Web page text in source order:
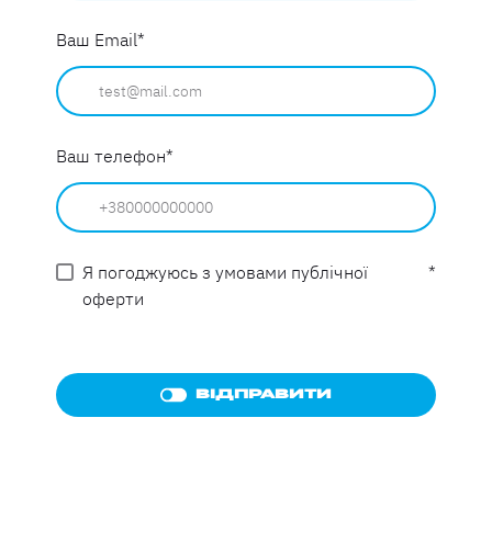
Ваш Email*
Ваш телефон*
Я погоджуюсь з умовами публічної
оферти
*
ВІДПРАВИТИ